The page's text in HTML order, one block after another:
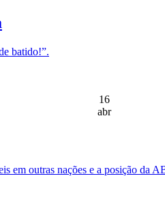
batido!”.
16
abr
em outras nações e a posição da